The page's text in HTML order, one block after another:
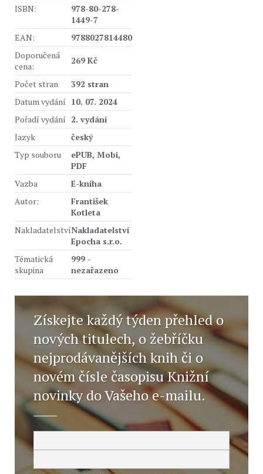
ISBN:
978-80-278-
1449-7
EAN:
9788027814480
Doporučená
cena:
269 Kč
Počet stran
392 stran
Datum vydání 10. 07. 2024
Pořadí vydání 2. vydání
Jazyk
český
Typ souboru
ePUB, Mobi,
PDF
Vazba
E-kniha
Autor:
František
Kotleta
NakladatelstvíNakladatelství
Epocha s.r.o.
Tématická
skupina
999 -
nezařazeno
Získejte každý týden přehled o
nových titulech, o žebříčku
nejprodávanějších knih či o
novém čísle časopisu Knižní
novinky do Vašeho e-mailu.